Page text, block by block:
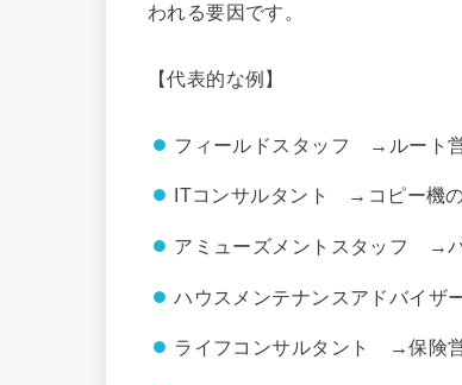
われる要因です。
【代表的な例】
フィールドスタッフ →ルート
ITコンサルタント →コピー機
アミューズメントスタッフ →
ハウスメンテナンスアドバイ
ライフコンサルタント →保険営